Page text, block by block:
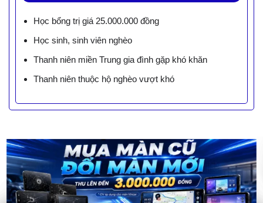
Học bổng trị giá 25.000.000 đồng
Học sinh, sinh viên nghèo
Thanh niên miền Trung gia đình gặp khó khăn
Thanh niên thuộc hộ nghèo vượt khó